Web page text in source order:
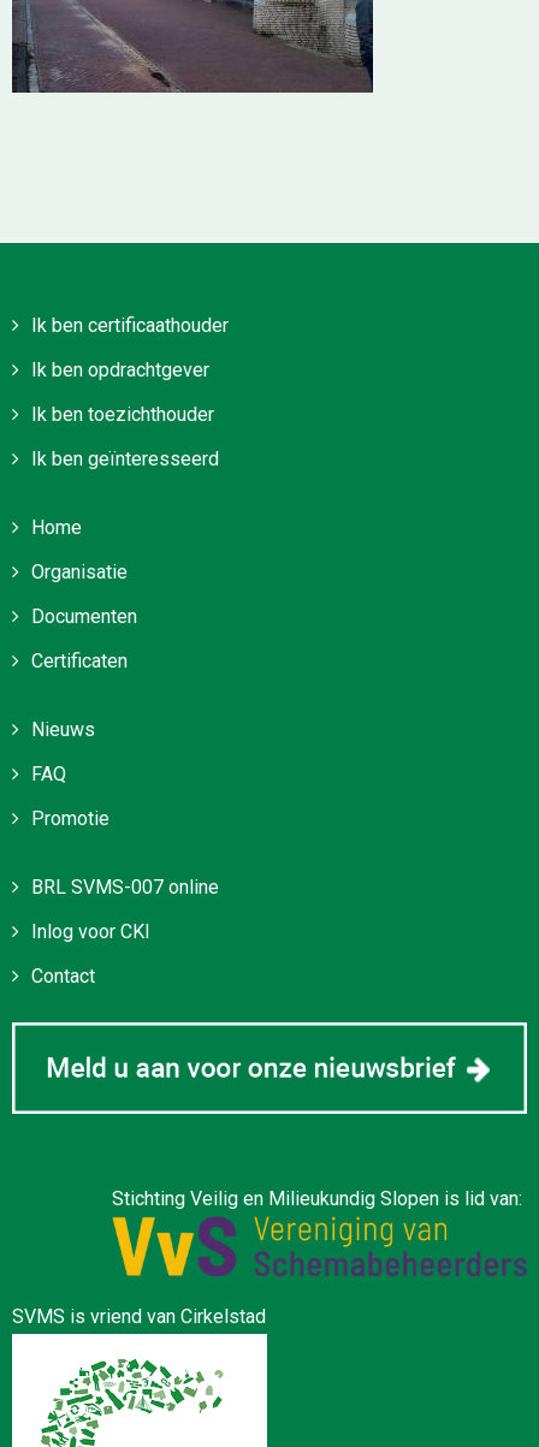
Ik ben certificaathouder
Ik ben opdrachtgever
Ik ben toezichthouder
Ik ben geïnteresseerd
Home
Organisatie
Documenten
Certificaten
Nieuws
FAQ
Promotie
BRL SVMS-007 online
Inlog voor CKI
Contact
Stichting Veilig en Milieukundig Slopen is lid van:
SVMS is vriend van Cirkelstad